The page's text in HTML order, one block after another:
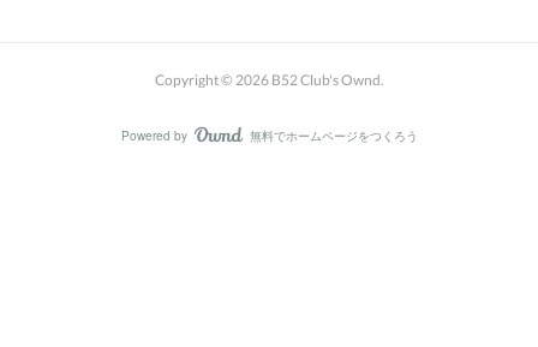
Copyright © 2026 B52 Club's Ownd.
Powered by AmebaOwnd
無料でホームページをつくろう